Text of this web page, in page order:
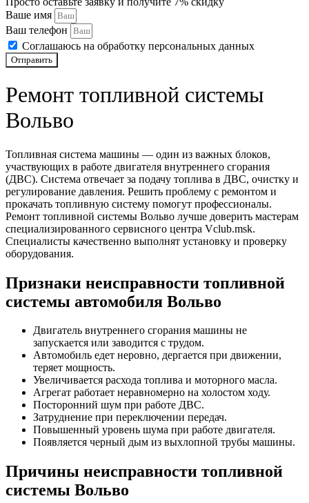
Ремонт предпускового подогревателя Вольво
Диагностика полного привода автомобиля Вольво
Диагностика и ремонт электрики автомобиля Volvo
Диагностика авто Вольво перед покупкой
Замена радиатора кондиционера автомобиля Volvo
Промывка радиатора с разбором автомобиля Volvo
Замена рулевых реек автомобиля Volvo
Сход-развал автомобиля Volvo
Ремонт задних редукторов автомобиля Volvo
Ремонт АКПП автомобиля Volvo
Замена масла коробки робот автомобиля Volvo
Замена масла и масляного фильтра автомобиля Volvo
Замена масла в редукторе автомобиля Volvo
Замена масла в раздаточной коробке автомобиля Volvo
Замена масла в МКПП автомобиля Volvo
Ваше имя
Ваш телефон
Соглашаюсь на обработку персональных данных
Отправить
Ремонт топливной системы
Вольво
Топливная система машины — один из важных блоков,
участвующих в работе двигателя внутреннего сгорания
(ДВС). Система отвечает за подачу топлива в ДВС, очистку и
регулирование давления. Решить проблему с ремонтом и
прокачать топливную систему помогут профессионалы.
Ремонт топливной системы Вольво лучше доверить мастерам
специализированного сервисного центра Vclub.msk.
Специалисты качественно выполнят установку и проверку
оборудования.
Признаки неисправности топливной
системы автомобиля Вольво
Двигатель внутреннего сгорания машины не
запускается или заводится с трудом.
Автомобиль едет неровно, дергается при движении,
теряет мощность.
Увеличивается расхода топлива и моторного масла.
Агрегат работает неравномерно на холостом ходу.
Посторонний шум при работе ДВС.
Затруднение при переключении передач.
Повышенный уровень шума при работе двигателя.
Появляется черный дым из выхлопной трубы машины.
Причины неисправности топливной
системы Вольво